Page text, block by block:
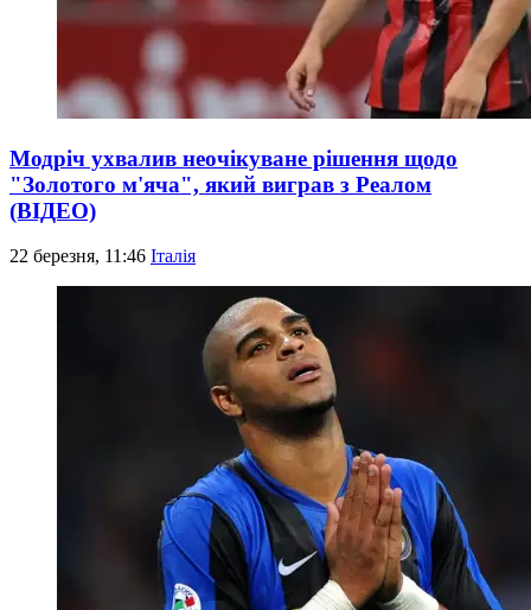
Модріч ухвалив неочікуване рішення щодо
"Золотого м'яча", який виграв з Реалом
(ВІДЕО)
22 березня, 11:46 Італія